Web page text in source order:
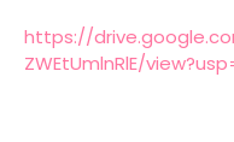
https://
ZWEtUmlnRlE/